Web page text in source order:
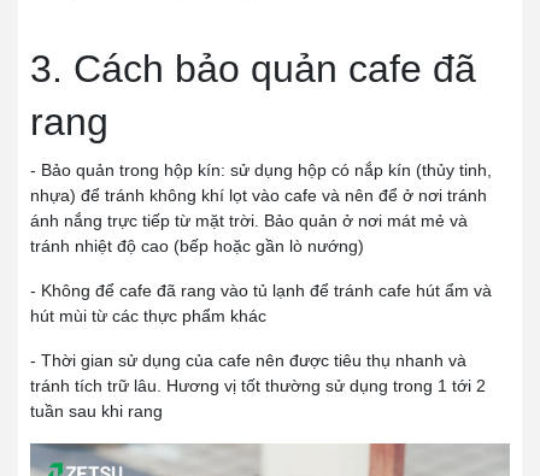
3. Cách bảo quản cafe đã
rang
- Bảo quản trong hộp kín: sử dụng hộp có nắp kín (thủy tinh,
nhựa) để tránh không khí lọt vào cafe và nên để ở nơi tránh
ánh nắng trực tiếp từ mặt trời. Bảo quản ở nơi mát mẻ và
tránh nhiệt độ cao (bếp hoặc gần lò nướng)
- Không để cafe đã rang vào tủ lạnh để tránh cafe hút ẩm và
hút mùi từ các thực phẩm khác
- Thời gian sử dụng của cafe nên được tiêu thụ nhanh và
tránh tích trữ lâu. Hương vị tốt thường sử dụng trong 1 tới 2
tuần sau khi rang